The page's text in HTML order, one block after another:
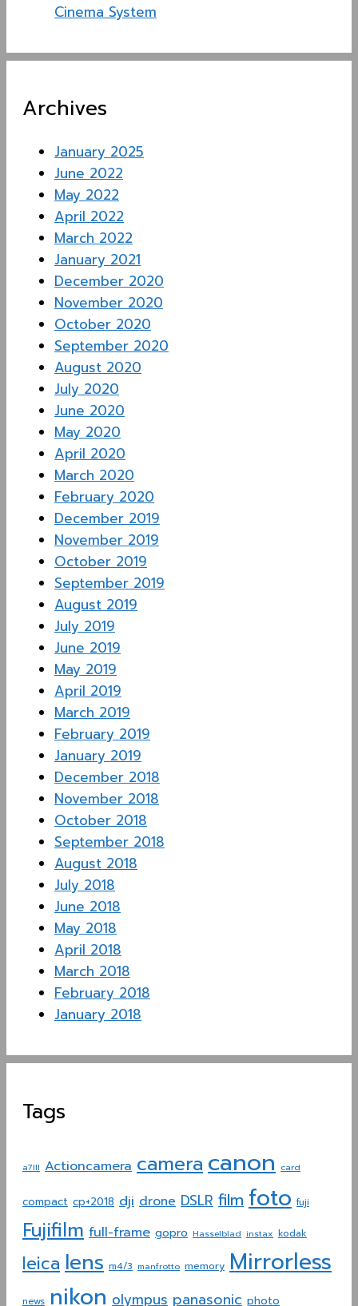
Cinema System
Archives
January 2025
June 2022
May 2022
April 2022
March 2022
January 2021
December 2020
November 2020
October 2020
September 2020
August 2020
July 2020
June 2020
May 2020
April 2020
March 2020
February 2020
December 2019
November 2019
October 2019
September 2019
August 2019
July 2019
June 2019
May 2019
April 2019
March 2019
February 2019
January 2019
December 2018
November 2018
October 2018
September 2018
August 2018
July 2018
June 2018
May 2018
April 2018
March 2018
February 2018
January 2018
Tags
a7III Actioncamera camera canon card
compact cp+2018 dji drone DSLR film foto fuji
Fujifilm full-frame gopro Hasselblad instax kodak
leica lens m4/3 manfrotto memory Mirrorless
news nikon olympus panasonic photo